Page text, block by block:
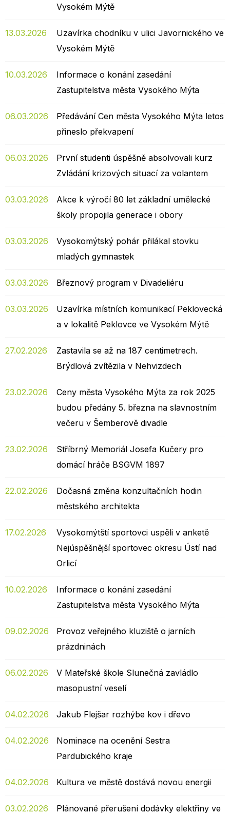
Vysokém Mýtě
13.03.2026
Uzavírka chodníku v ulici Javornického ve
Vysokém Mýtě
10.03.2026
Informace o konání zasedání
Zastupitelstva města Vysokého Mýta
06.03.2026
Předávání Cen města Vysokého Mýta letos
přineslo překvapení
06.03.2026
První studenti úspěšně absolvovali kurz
Zvládání krizových situací za volantem
03.03.2026
Akce k výročí 80 let základní umělecké
školy propojila generace i obory
03.03.2026
Vysokomýtský pohár přilákal stovku
mladých gymnastek
03.03.2026 Březnový program v Divadeliéru
03.03.2026
Uzavírka místních komunikací Peklovecká
a v lokalitě Peklovce ve Vysokém Mýtě
27.02.2026
Zastavila se až na 187 centimetrech.
Brýdlová zvítězila v Nehvizdech
23.02.2026
Ceny města Vysokého Mýta za rok 2025
budou předány 5. března na slavnostním
večeru v Šemberově divadle
23.02.2026
Stříbrný Memoriál Josefa Kučery pro
domácí hráče BSGVM 1897
22.02.2026
Dočasná změna konzultačních hodin
městského architekta
17.02.2026
Vysokomýtští sportovci uspěli v anketě
Nejúspěšnější sportovec okresu Ústí nad
Orlicí
10.02.2026
Informace o konání zasedání
Zastupitelstva města Vysokého Mýta
09.02.2026
Provoz veřejného kluziště o jarních
prázdninách
06.02.2026
V Mateřské škole Slunečná zavládlo
masopustní veselí
04.02.2026 Jakub Flejšar rozhýbe kov i dřevo
04.02.2026
Nominace na ocenění Sestra
Pardubického kraje
04.02.2026 Kultura ve městě dostává novou energii
03.02.2026
Plánované přerušení dodávky elektřiny ve